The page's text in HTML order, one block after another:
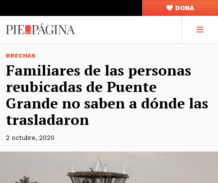
DONA
BRECHAS
Familiares de las personas
reubicadas de Puente
Grande no saben a dónde las
trasladaron
2 octubre, 2020